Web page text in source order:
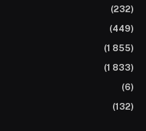
(232)
(449)
(1 855)
(1 833)
(6)
(132)